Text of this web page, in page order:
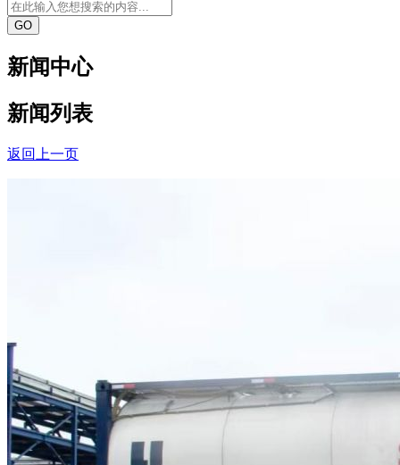
GO
新闻中心
新闻列表
返回上一页